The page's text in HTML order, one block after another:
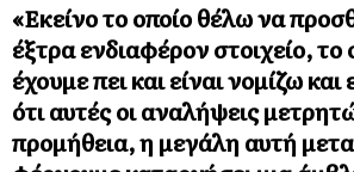
«Εκείνο το οποίο θέλω να
έξτρα ενδιαφέρον στοιχείο, το
έχουμε πει και είναι νομίζω και
ότι αυτές οι αναλήψεις
προμήθεια, η μεγάλη αυτή